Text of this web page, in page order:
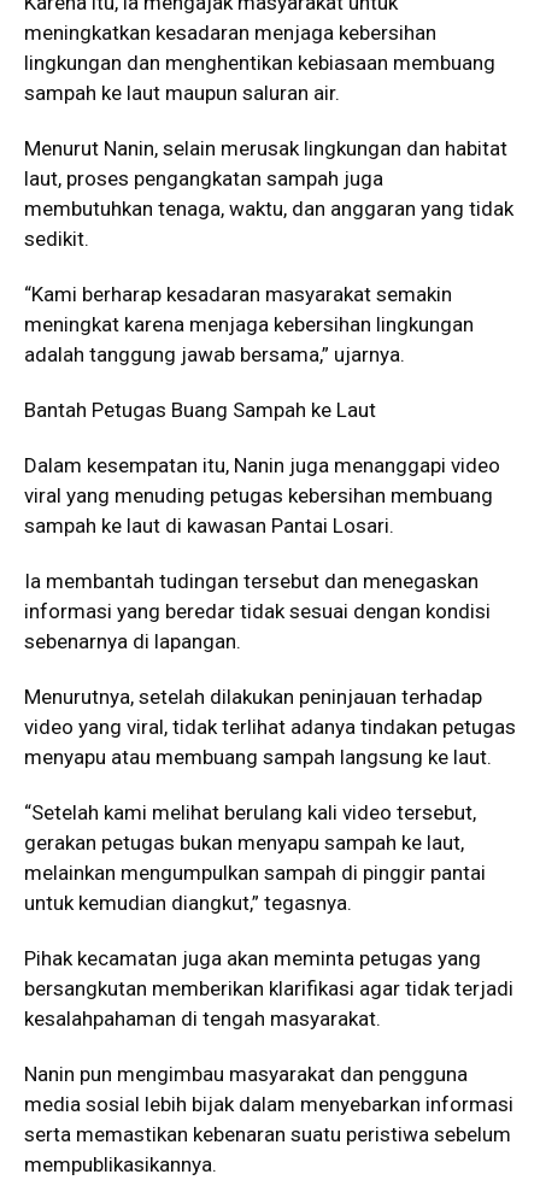
meningkatkan kesadaran menjaga kebersihan
lingkungan dan menghentikan kebiasaan membuang
sampah ke laut maupun saluran air.
Menurut Nanin, selain merusak lingkungan dan habitat
laut, proses pengangkatan sampah juga
membutuhkan tenaga, waktu, dan anggaran yang tidak
sedikit.
“Kami berharap kesadaran masyarakat semakin
meningkat karena menjaga kebersihan lingkungan
adalah tanggung jawab bersama,” ujarnya.
Bantah Petugas Buang Sampah ke Laut
Dalam kesempatan itu, Nanin juga menanggapi video
viral yang menuding petugas kebersihan membuang
sampah ke laut di kawasan Pantai Losari.
Ia membantah tudingan tersebut dan menegaskan
informasi yang beredar tidak sesuai dengan kondisi
sebenarnya di lapangan.
Menurutnya, setelah dilakukan peninjauan terhadap
video yang viral, tidak terlihat adanya tindakan petugas
menyapu atau membuang sampah langsung ke laut.
“Setelah kami melihat berulang kali video tersebut,
gerakan petugas bukan menyapu sampah ke laut,
melainkan mengumpulkan sampah di pinggir pantai
untuk kemudian diangkut,” tegasnya.
Pihak kecamatan juga akan meminta petugas yang
bersangkutan memberikan klarifikasi agar tidak terjadi
kesalahpahaman di tengah masyarakat.
Nanin pun mengimbau masyarakat dan pengguna
media sosial lebih bijak dalam menyebarkan informasi
serta memastikan kebenaran suatu peristiwa sebelum
mempublikasikannya.